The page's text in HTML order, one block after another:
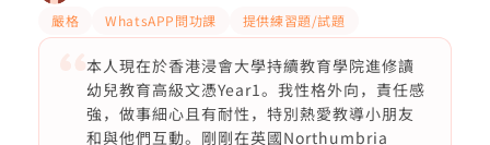
嚴格 WhatsAPP問功課 提供練習題/試題
本人現在於香港浸會大學持續教育學院進修讀
幼兒教育高級文憑Year1。我性格外向，責任感
強，做事細心且有耐性，特別熱愛教導小朋友
和與他們互動。剛剛在英國Northumbria